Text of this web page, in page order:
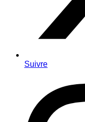
Suivre